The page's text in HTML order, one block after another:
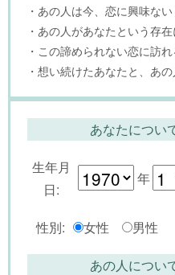
・あの人は今、恋に興味な
・あの人があなたという存
・この諦められない恋に訪
・想い続けたあなたと、あ
あなたについ
生年月
日:
年
性別: 女性 男性
あの人につい